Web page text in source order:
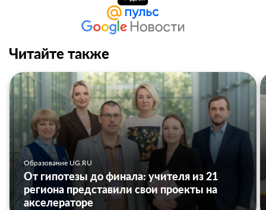
Читайте также
Образование UG.RU
От гипотезы до финала: учителя из 21
региона представили свои проекты на
акселераторе